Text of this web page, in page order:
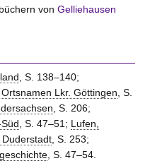
von Gelliehausen
, S. 138–140;
Lkr. Göttingen , S.
, S. 206;
, S. 47–51; Lufen,
, S. 253;
, S. 47–54.